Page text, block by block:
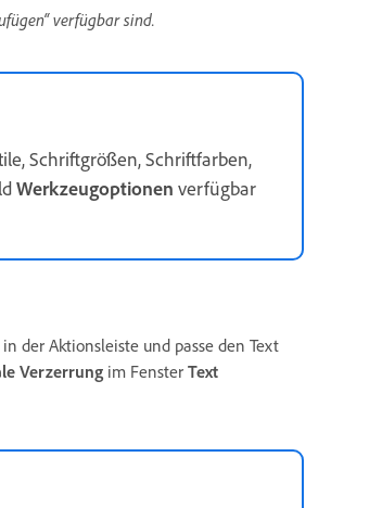
verfügbar sind.
Schriftgrößen, Schriftfarben,
Werkzeugoptionen verfügbar
in der Aktionsleiste und passe den Text
Verzerrung im Fenster Text